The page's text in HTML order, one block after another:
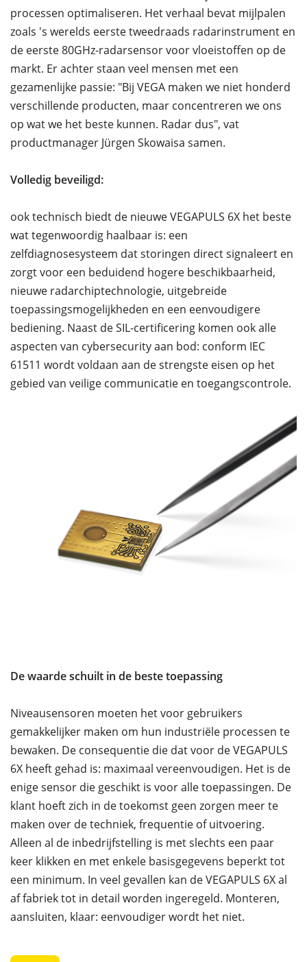
processen optimaliseren. Het verhaal bevat mijlpalen
zoals 's werelds eerste tweedraads radarinstrument en
de eerste 80GHz-radarsensor voor vloeistoffen op de
markt. Er achter staan veel mensen met een
gezamenlijke passie: "Bij VEGA maken we niet honderd
verschillende producten, maar concentreren we ons
op wat we het beste kunnen. Radar dus", vat
productmanager Jürgen Skowaisa samen.
Volledig beveiligd:
ook technisch biedt de nieuwe VEGAPULS 6X het beste
wat tegenwoordig haalbaar is: een
zelfdiagnosesysteem dat storingen direct signaleert en
zorgt voor een beduidend hogere beschikbaarheid,
nieuwe radarchiptechnologie, uitgebreide
toepassingsmogelijkheden en een eenvoudigere
bediening. Naast de SIL-certificering komen ook alle
aspecten van cybersecurity aan bod: conform IEC
61511 wordt voldaan aan de strengste eisen op het
gebied van veilige communicatie en toegangscontrole.
De waarde schuilt in de beste toepassing
Niveausensoren moeten het voor gebruikers
gemakkelijker maken om hun industriële processen te
bewaken. De consequentie die dat voor de VEGAPULS
6X heeft gehad is: maximaal vereenvoudigen. Het is de
enige sensor die geschikt is voor alle toepassingen. De
klant hoeft zich in de toekomst geen zorgen meer te
maken over de techniek, frequentie of uitvoering.
Alleen al de inbedrijfstelling is met slechts een paar
keer klikken en met enkele basisgegevens beperkt tot
een minimum. In veel gevallen kan de VEGAPULS 6X al
af fabriek tot in detail worden ingeregeld. Monteren,
aansluiten, klaar: eenvoudiger wordt het niet.